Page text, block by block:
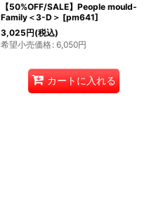
【50%OFF/SALE】People mould-
Family＜3-D＞ [pm641]
3,025円(税込)
希望小売価格: 6,050円
カートに入れる